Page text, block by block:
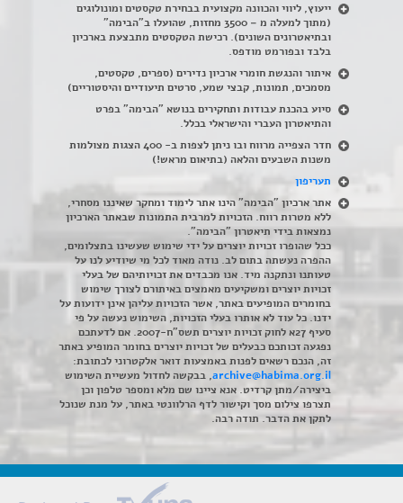
ייעוץ, ליווי והכוונה מקצועית בבחירת טקסטים ומונולוגים
(מתוך למעלה מ – 3500 מחזות, שהועלו ב"הבימה"
ובתיאטרונים השונים). רכישת הטקסטים מתבצעת בארכיון
בלבד ובפורמט מודפס.
איתור והנגשת חומרי ארכיון נדירים (ספרים, טקסטים,
מסמכים, תמונות, קבצי שמע, סרטים תיעודיים והיסטוריים)
סיוע בהכנת עבודות ותחקירים בנושא "הבימה" בפרט
והתיאטרון העברי והישראלי בכלל.
חדר הצפייה מרווח ובו ניתן לצפות ב- 400 הצגות מצולמות
משנות השבעים והלאה (בתיאום מראש!)
תעריפון
אתר ארכיון "הבימה" הינו אתר לימוד ומחקר שאיננו מסחרי,
ללא מטרות רווח. הזכויות למרבית התמונות שבאתר הארכיון
נמצאות בידי תיאטרון "הבימה".
ככל שהופרו זכויות יוצרים על ידי שימוש שעשינו בתצלומים,
ההפרה נעשתה בתום לב. נודה מאוד לכל מי שיודיע לנו על
טעותנו ונתקנה מיד. אנו מכבדים את זכויותיהם של בעלי
זכויות יוצרים ומשקיעים מאמצים באיתורם לצורך שימוש
בחומרים המופיעים באתר, אשר הזכויות עליהן אינן ידועות על
ידנו. כל עוד לא אותרו בעלי הזכויות, השימוש נעשה על פי
סעיף 27א לחוק זכויות יוצרים תשס"ח-2007. אם לדעתכם
נפגעה זכותכם כבעלים של זכויות יוצרים בחומר המופיע באתר
זה, הנכם רשאים לפנות באמצעות דואר אלקטרוני לכתובת:
archive@habima.org.il, בבקשה לחדול מעשיית השימוש
ביצירה/מתן קרדיט. אנא ציינו שם מלא ומספר טלפון וכן
תצרפו צילום מסך וקישור לדף הרלוונטי באתר, על מנת שנוכל
לתקן את הדבר. תודה רבה.